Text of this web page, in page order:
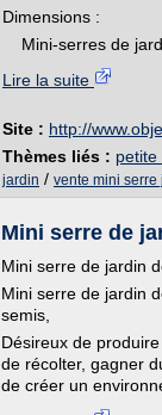
Dimensions :
Mini-serres de
Lire la suite
Site : http://
Thèmes liés :
jardin / vente mini serre
Mini serre de
Mini serre de jardin
Mini serre de jardin
semis,
Désireux de
de récolter, gagner
de créer un